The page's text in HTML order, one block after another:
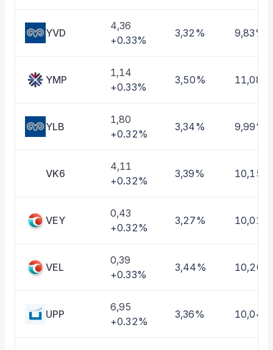
Fiyat Endeks Değişimi
YVD
4,36
+0.33%
3,32% 9,83%
YMP
1,14
+0.33%
3,50% 11,08%
YLB
1,80
+0.32%
3,34% 9,99%
VK6
4,11
+0.32%
3,39% 10,15%
VEY
0,43
+0.32%
3,27% 10,01%
VEL
0,39
+0.33%
3,44% 10,20%
UPP
6,95
+0.32%
3,36% 10,04%